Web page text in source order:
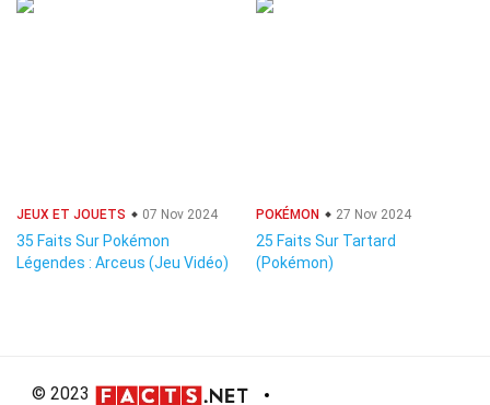
JEUX ET JOUETS 07 Nov 2024
35 Faits Sur Pokémon
Légendes : Arceus (Jeu Vidéo)
POKÉMON 27 Nov 2024
25 Faits Sur Tartard
(Pokémon)
© 2023